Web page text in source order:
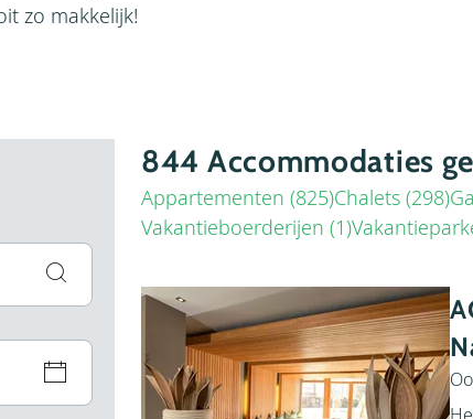
zo makkelijk!
844 Accommodaties
Appartementen (825)Chalets (298)
Vakantieboerderijen (1)